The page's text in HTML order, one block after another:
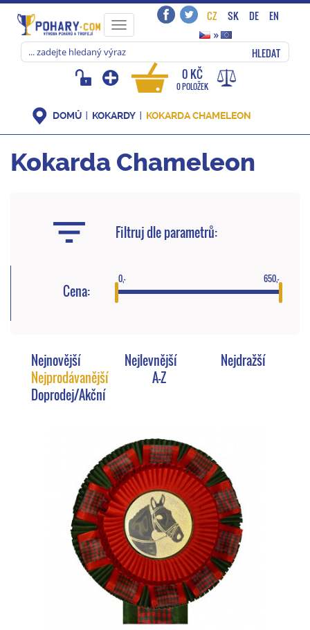
Toggle
navigation
CZ SK DE
EN
»
HLEDAT
0 KČ
0 POLOŽEK
DOMŮ KOKARDY KOKARDA CHAMELEON
Kokarda Chameleon
Filtruj dle parametrů:
Cena:
0,- 650,-
Nejnovější Nejlevnější
Nejdražší
Nejprodávanější
A-Z
Doprodej/Akční